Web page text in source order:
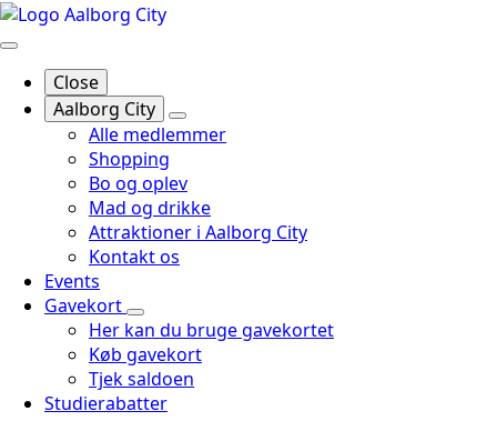
Close
Aalborg City
Alle medlemmer
Shopping
Bo og oplev
Mad og drikke
Attraktioner i Aalborg City
Kontakt os
Events
Gavekort
Her kan du bruge gavekortet
Køb gavekort
Tjek saldoen
Studierabatter